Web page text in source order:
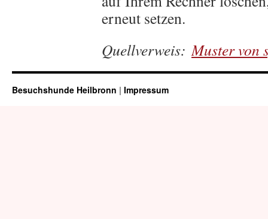
erneut setzen.
Quellverweis:Muster von
Besuchshunde Heilbronn | Impressum